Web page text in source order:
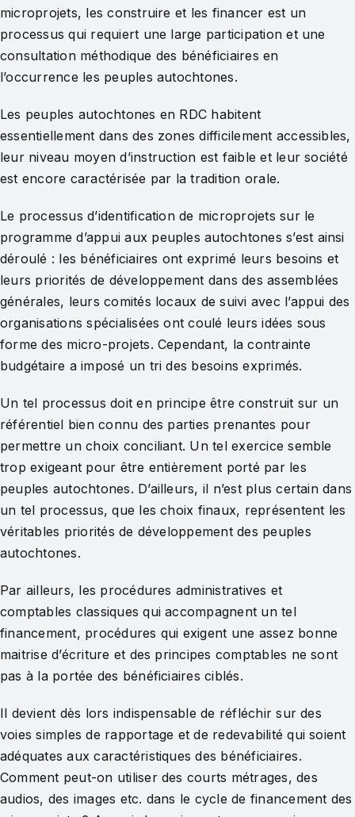
microprojets, les construire et les financer est un
processus qui requiert une large participation et une
consultation méthodique des bénéficiaires en
l’occurrence les peuples autochtones.
Les peuples autochtones en RDC habitent
essentiellement dans des zones difficilement accessibles,
leur niveau moyen d’instruction est faible et leur société
est encore caractérisée par la tradition orale.
Le processus d’identification de microprojets sur le
programme d’appui aux peuples autochtones s’est ainsi
déroulé : les bénéficiaires ont exprimé leurs besoins et
leurs priorités de développement dans des assemblées
générales, leurs comités locaux de suivi avec l’appui des
organisations spécialisées ont coulé leurs idées sous
forme des micro-projets. Cependant, la contrainte
budgétaire a imposé un tri des besoins exprimés.
Un tel processus doit en principe être construit sur un
référentiel bien connu des parties prenantes pour
permettre un choix conciliant. Un tel exercice semble
trop exigeant pour être entièrement porté par les
peuples autochtones. D’ailleurs, il n’est plus certain dans
un tel processus, que les choix finaux, représentent les
véritables priorités de développement des peuples
autochtones.
Par ailleurs, les procédures administratives et
comptables classiques qui accompagnent un tel
financement, procédures qui exigent une assez bonne
maitrise d’écriture et des principes comptables ne sont
pas à la portée des bénéficiaires ciblés.
Il devient dès lors indispensable de réfléchir sur des
voies simples de rapportage et de redevabilité qui soient
adéquates aux caractéristiques des bénéficiaires.
Comment peut-on utiliser des courts métrages, des
audios, des images etc. dans le cycle de financement des